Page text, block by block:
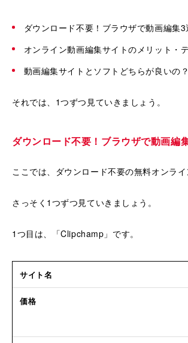
ダウンロード不要！ブラウザで動画編集3
オンライン動画編集サイトのメリット・
動画編集サイトとソフトどちらが良いの？
それでは、1つずつ見ていきましょう。
ダウンロード不要！ブラウザで動画編
ここでは、ダウンロード不要の無料オンラ
さっそく1つずつ見ていきましょう。
1つ目は、「Clipchamp」です。
サイト名
価格